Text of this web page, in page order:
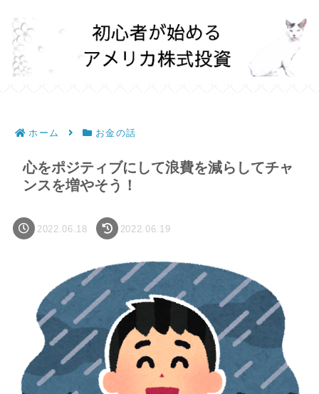
ホーム お金の話
心をポジティブにして浪費を減らしてチャ
ンスを増やそう！
2022.06.18 2022.06.19